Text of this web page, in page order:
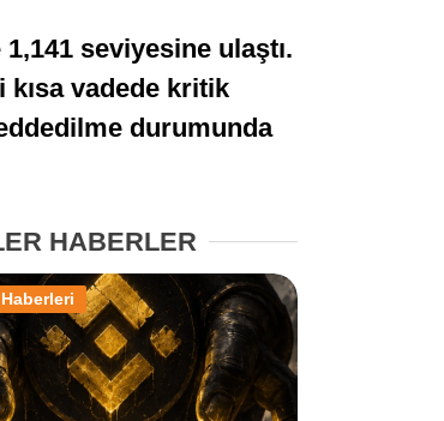
Memecoin Haberleri
Stablecoin Haberleri
Instagram
seviyesine ulaştı.
vadede kritik
durumunda
HABERLER